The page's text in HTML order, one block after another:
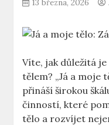
13 března, 2026
Víte, jak důležitá
tělem? „Já ​a moje
přináší širokou
činností, které
tělo a rozvíjet